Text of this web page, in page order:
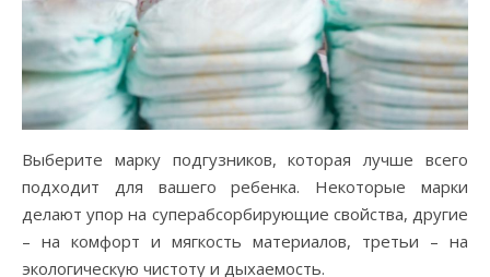
Выберите марку подгузников, которая лучше всего
подходит для вашего ребенка. Некоторые марки
делают упор на суперабсорбирующие свойства, другие
– на комфорт и мягкость материалов, третьи – на
экологическую чистоту и дыхаемость.